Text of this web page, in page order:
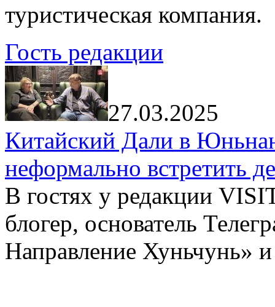
туристическая компания.
Гость редакции
27.03.2025
Китайский Дали в
неформально встретить
В гостях у редакции
блогер, основатель
Направление Хуньчунь»